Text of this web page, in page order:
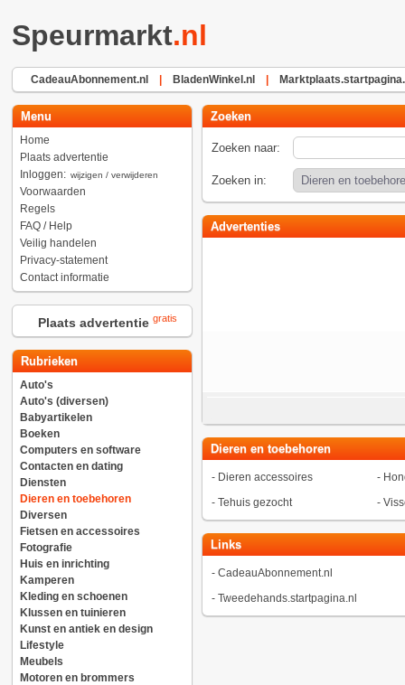
Speurmarkt.nl
CadeauAbonnement.nl BladenWinkel.nl
Menu
Home
Plaats advertentie
Inloggen: wijzigen / verwijderen
Voorwaarden
Regels
FAQ / Help
Veilig handelen
Privacy-statement
Contact informatie
Plaats advertentie gratis
Rubrieken
Auto's
Auto's (diversen)
Babyartikelen
Boeken
Computers en software
Contacten en dating
Diensten
Dieren en toebehoren
Diversen
Fietsen en accessoires
Fotografie
Huis en inrichting
Kamperen
Kleding en schoenen
Klussen en tuinieren
Kunst en antiek en design
Lifestyle
Meubels
Motoren en brommers
Zoeken
Zoeken naar:
Zoeken in:
Advertenties
Dieren en toebehoren
- Dieren accessoires -
- Tehuis gezocht -
Links
- CadeauAbonnement.nl
- Tweedehands.startpagina.nl